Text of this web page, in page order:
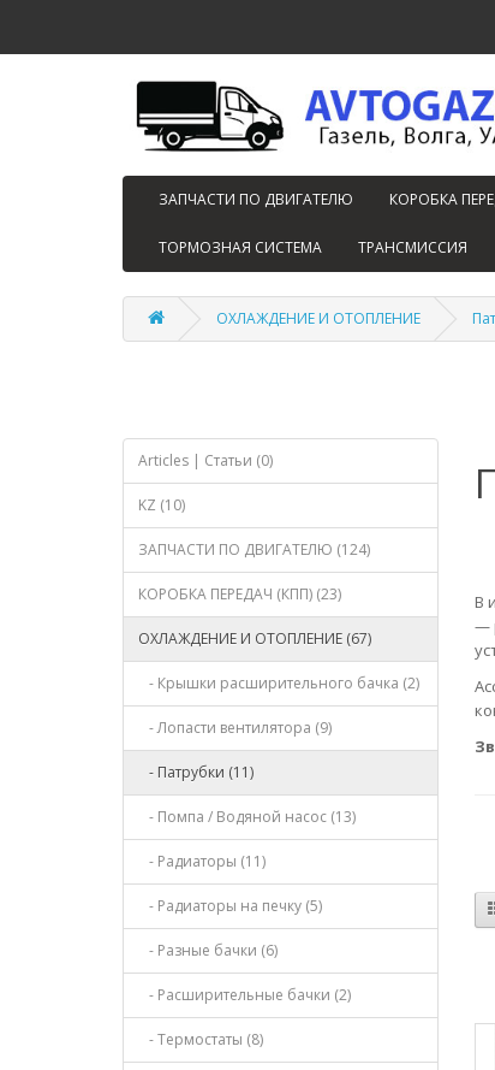
ЗАПЧАСТИ ПО ДВИГАТЕЛЮ КОРОБКА
ТОРМОЗНАЯ СИСТЕМА ТРАНСМИССИЯ
ОХЛАЖДЕНИЕ И ОТОПЛЕНИЕ
Articles | Статьи (0)
KZ (10)
ЗАПЧАСТИ ПО ДВИГАТЕЛЮ (124)
КОРОБКА ПЕРЕДАЧ (КПП) (23)
ОХЛАЖДЕНИЕ И ОТОПЛЕНИЕ (67)
- Крышки расширительного бачка (2)
- Лопасти вентилятора (9)
- Патрубки (11)
- Помпа / Водяной насос (13)
- Радиаторы (11)
- Радиаторы на печку (5)
- Разные бачки (6)
- Расширительные бачки (2)
- Термостаты (8)
В
—